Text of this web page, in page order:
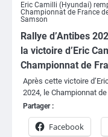
Eric Camilli (Hyundai)
Championnat de France
Samson
Rallye d’Antibes
la victoire d’Eric
Championnat de
Après cette victoire
2024, le Championnat
Partager :
Facebook